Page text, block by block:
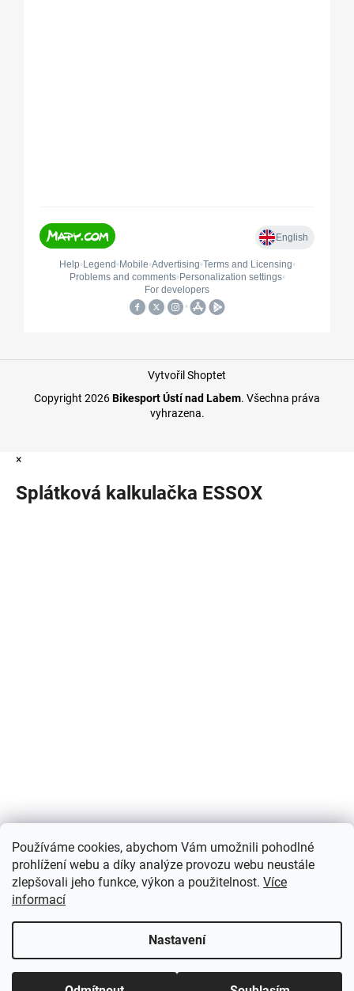
Používáme cookies, abychom Vám umožnili pohodlné
prohlížení webu a díky analýze provozu webu neustále
zlepšovali jeho funkce, výkon a použitelnost. Více
informací
Nastavení
Vytvořil Shoptet
Copyright 2026Bikesport Ústí nad Labem. Všechna práva
vyhrazena.
×
Splátková kalkulačka ESSOX